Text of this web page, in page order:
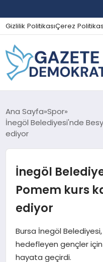
Gizlilik PolitikasıÇerez
GÜNDEM
EKONOMI
SPOR
SAĞLIK
Ana Sayfa Spor
İnegöl Belediyesi'nde
ediyor
İnegöl
Pomem kurs
ediyor
Bursa İnegöl
hedefleyen gençler
hayata geçirdi.